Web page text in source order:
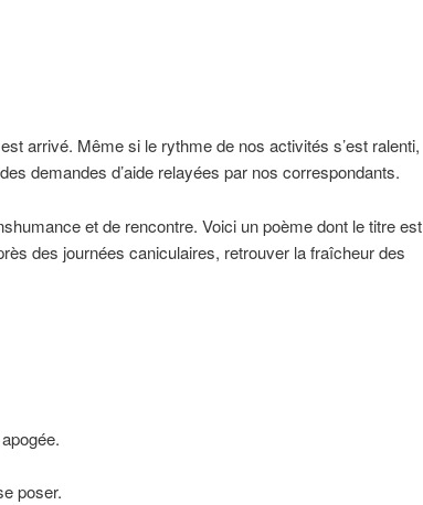
arrivé. Même si le rythme de nos activités s’est ralenti,
demandes d’aide relayées par nos correspondants.
et de rencontre. Voici un poème dont le titre est
des journées caniculaires, retrouver la fraîcheur des
poser.